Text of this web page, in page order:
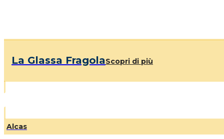
La Glassa FragolaScopri di più
Alcas